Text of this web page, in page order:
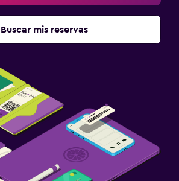
Buscar mis reservas